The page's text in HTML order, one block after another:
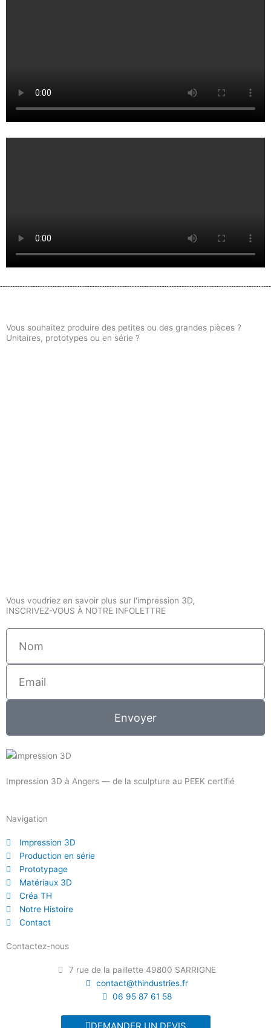
Vous souhaitez produire des petites ou des grandes pièces ?
Unitaires, prototypes ou en série ?
Vous voudriez en savoir plus sur l'impression 3D,
INSCRIVEZ-VOUS À NOTRE INFOLETTRE
Envoyer
Impression 3D à Angers — de la sculpture au PEEK certifié
Navigation
Impression 3D
Production en série
Prototypage
Matériaux 3D
Créa TH
Notre Histoire
Contact
Contactez-nous
7 rue de la paillette 49800 SARRIGNE
contact@thindustries.fr
06 95 87 61 58